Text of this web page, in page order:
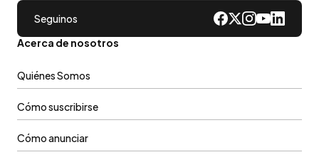
Seguinos
Acerca de nosotros
Quiénes Somos
Cómo suscribirse
Cómo anunciar